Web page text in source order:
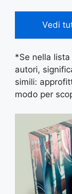
Vedi
*Se nella
autori,
simili:
modo per